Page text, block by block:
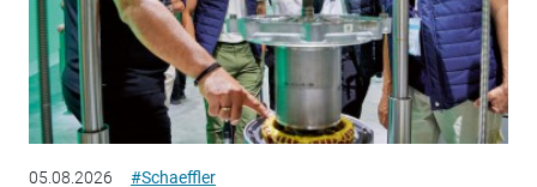
05.08.2026 #Schaeffler